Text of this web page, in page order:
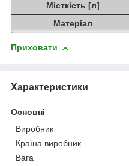
Місткість [л]
Матеріал
Приховати
Характеристики
Основні
Виробник
Країна виробник
Вага